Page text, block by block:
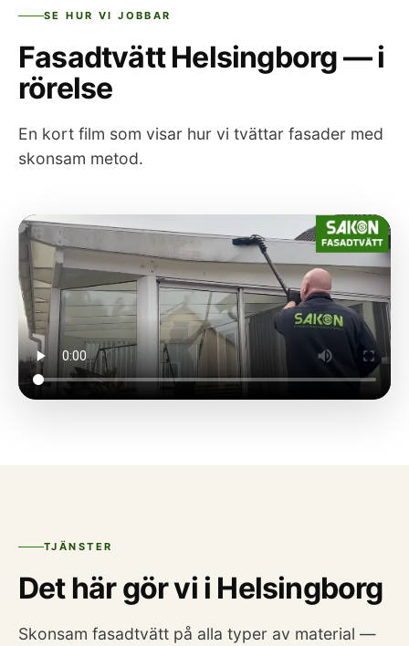
SE HUR VI JOBBAR
Fasadtvätt Helsingborg — i
rörelse
En kort film som visar hur vi tvättar fasader med
skonsam metod.
TJÄNSTER
Det här gör vi i Helsingborg
Skonsam fasadtvätt på alla typer av material —